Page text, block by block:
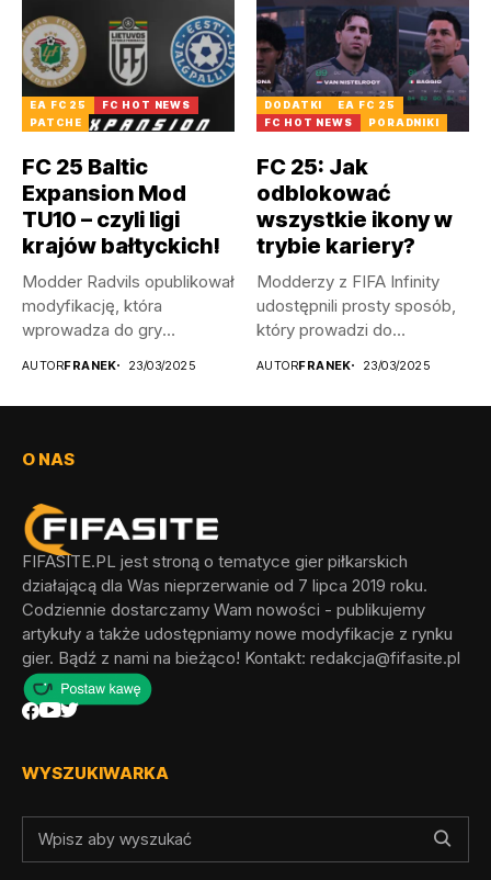
EA FC 25
FC HOT NEWS
PATCHE
FC 25 Baltic
Expansion Mod
TU10 – czyli ligi
krajów bałtyckich!
Modder Radvils opublikował
modyfikację, która
wprowadza do gry
AUTORFRANEK 23/03/2025
DODATKI
EA FC 25
FC HOT NEWS
PORADNIKI
FC 25: Jak
odblokować
wszystkie ikony w
trybie kariery?
Modderzy z FIFA Infinity
udostępnili prosty sposób,
który prowadzi do
AUTORFRANEK 23/03/2025
O NAS
FIFASITE.PL jest stroną o tematyce gier piłkarskich
działającą dla Was nieprzerwanie od 7 lipca 2019 roku.
Codziennie dostarczamy Wam nowości - publikujemy
artykuły a także udostępniamy nowe modyfikacje z rynku
gier. Bądź z nami na bieżąco! Kontakt: redakcja@fifasite.pl
WYSZUKIWARKA